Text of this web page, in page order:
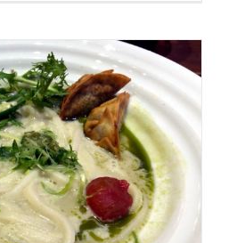
2022)